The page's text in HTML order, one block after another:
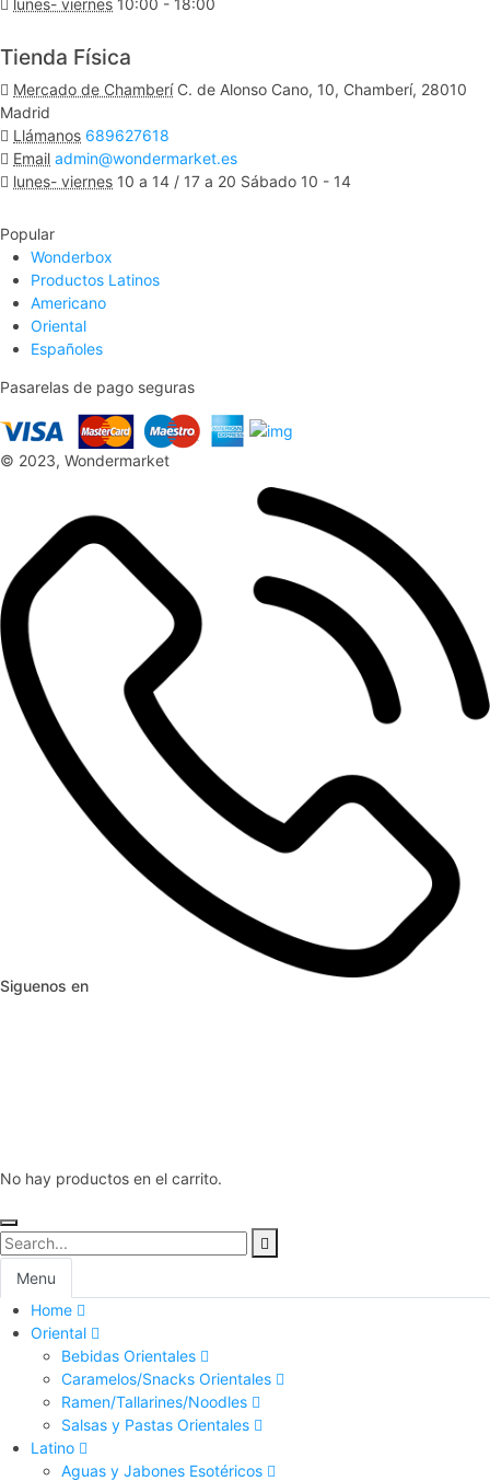
lunes- viernes 10:00 - 18:00
Tienda Física
Mercado de Chamberí C. de Alonso Cano, 10, Chamberí, 28010
Madrid
Llámanos 689627618
Email admin@wondermarket.es
lunes- viernes 10 a 14 / 17 a 20 Sábado 10 - 14
Popular
Wonderbox
Productos Latinos
Americano
Oriental
Españoles
Pasarelas de pago seguras
© 2023, Wondermarket
Siguenos en
No hay productos en el carrito.
Menu
Home
Oriental
Bebidas Orientales
Caramelos/Snacks Orientales
Ramen/Tallarines/Noodles
Salsas y Pastas Orientales
Latino
Aguas y Jabones Esotéricos